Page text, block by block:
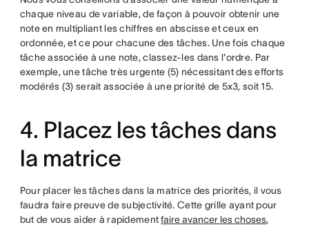
chaque niveau de variable, de façon à pouvoir obtenir une
note en multipliant les chiffres en abscisse et ceux en
ordonnée, et ce pour chacune des tâches. Une fois chaque
tâche associée à une note, classez-les dans l'ordre. Par
exemple, une tâche très urgente (5) nécessitant des efforts
modérés (3) serait associée à une priorité de 5x3, soit 15.
4. Placez les tâches dans
la matrice
Pour placer les tâches dans la matrice des priorités, il vous
faudra faire preuve de subjectivité. Cette grille ayant pour
but de vous aider à rapidementfaire avancer les choses,